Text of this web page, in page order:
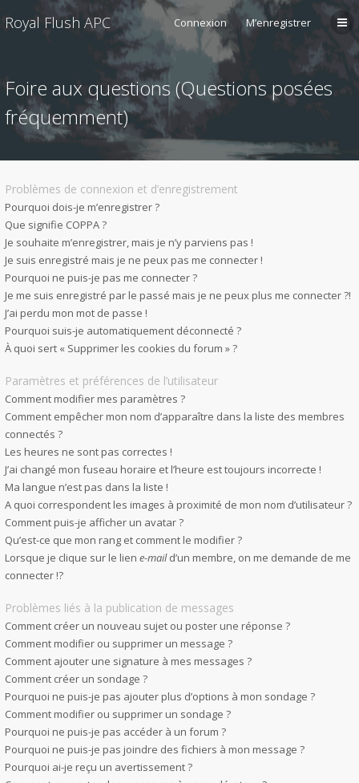
Royal Flush APC Connexion M’enregistrer
Foire aux questions (Questions posées
fréquemment)
Problèmes de connexion et d’enregistrement
Pourquoi dois-je m’enregistrer ?
Que signifie COPPA ?
Je souhaite m’enregistrer, mais je n’y parviens pas !
Je suis enregistré mais je ne peux pas me connecter !
Pourquoi ne puis-je pas me connecter ?
Je me suis enregistré par le passé mais je ne peux plus me connecter ?!
J’ai perdu mon mot de passe !
Pourquoi suis-je automatiquement déconnecté ?
À quoi sert « Supprimer les cookies du forum » ?
Paramètres et préférences de l’utilisateur
Comment modifier mes paramètres ?
Comment empêcher mon nom d’apparaître dans la liste des membres
connectés ?
Les heures ne sont pas correctes !
J’ai changé mon fuseau horaire et l’heure est toujours incorrecte !
Ma langue n’est pas dans la liste !
A quoi correspondent les images à proximité de mon nom d’utilisateur ?
Comment puis-je afficher un avatar ?
Qu’est-ce que mon rang et comment le modifier ?
Lorsque je clique sur le lien e-maild’un membre, on me demande de me
connecter !?
Problèmes liés à la publication de messages
Comment créer un nouveau sujet ou poster une réponse ?
Comment modifier ou supprimer un message ?
Comment ajouter une signature à mes messages ?
Comment créer un sondage ?
Pourquoi ne puis-je pas ajouter plus d’options à mon sondage ?
Comment modifier ou supprimer un sondage ?
Pourquoi ne puis-je pas accéder à un forum ?
Pourquoi ne puis-je pas joindre des fichiers à mon message ?
Pourquoi ai-je reçu un avertissement ?